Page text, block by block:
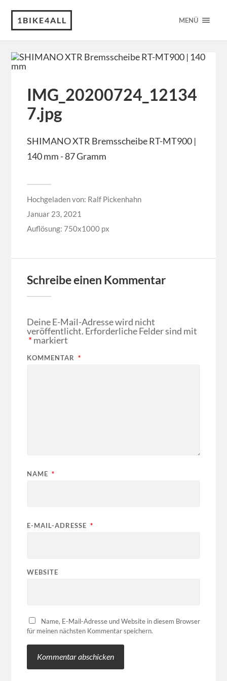
1BIKE4ALL MENÜ
IMG_20200724_12134
7.jpg
SHIMANO XTR Bremsscheibe RT-MT900 |
140 mm - 87 Gramm
Hochgeladen von: Ralf Pickenhahn
Januar 23, 2021
Auflösung: 750x1000 px
Schreibe einen Kommentar
Deine E-Mail-Adresse wird nicht
veröffentlicht. Erforderliche Felder sind mit
*markiert
KOMMENTAR *
NAME *
E-MAIL-ADRESSE *
WEBSITE
Name, E-Mail-Adresse und Website in diesem Browser
für meinen nächsten Kommentar speichern.